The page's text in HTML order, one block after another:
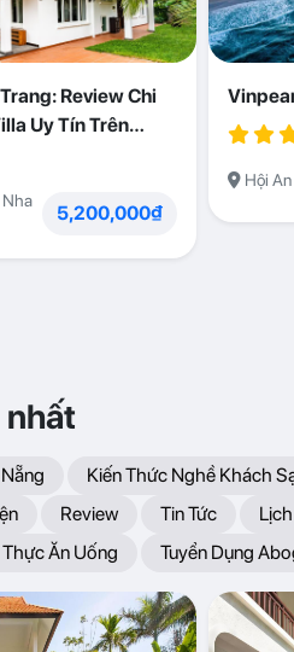
Review Chi
Uy Tín Trên
Nha
5,200,000₫
Hội An
Kiến Thức Nghề Khách
Review Tin Tức
Ăn Uống Tuyển Dụng